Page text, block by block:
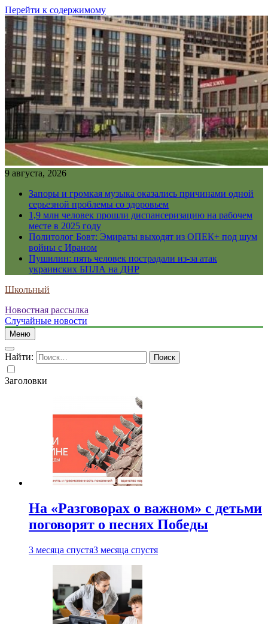
Перейти к содержимому
9 августа, 2026
Запоры и громкая музыка оказались причинами одной
серьезной проблемы со здоровьем
1,9 млн человек прошли диспансеризацию на рабочем
месте в 2025 году
Политолог Бовт: Эмираты выходят из ОПЕК+ под шум
войны с Ираном
Пушилин: пять человек пострадали из-за атак
украинских БПЛА на ДНР
Школьный
Новостная рассылка
Случайные новости
Меню
Найти:
Заголовки
На «Разговорах о важном» с детьми
поговорят о песнях Победы
3 месяца спустя3 месяца спустя